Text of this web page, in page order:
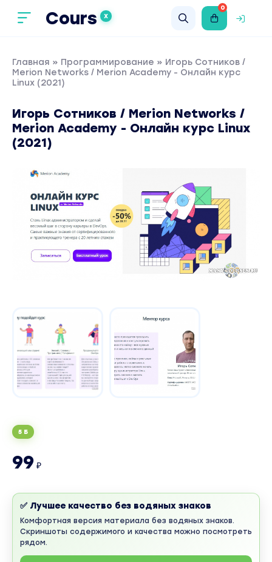
Cours X
0
Главная » Программирование » Игорь Сотников /
Merion Networks / Merion Academy - Онлайн курс
Linux (2021)
Игорь Сотников / Merion Networks /
Merion Academy - Онлайн курс Linux
(2021)
5 Б
99 ₽
✅ Лучшее качество без водяных знаков
Комфортная версия материала без водяных знаков.
Скриншоты содержимого и качества можно посмотреть
рядом.